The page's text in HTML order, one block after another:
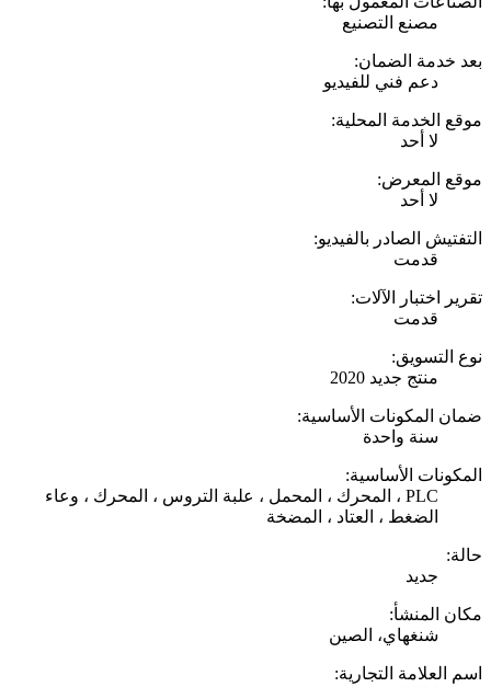
مصنع التصنيع
بعد خدمة الضمان:
دعم فني للفيديو
موقع الخدمة المحلية:
لا أحد
موقع المعرض:
لا أحد
التفتيش الصادر بالفيديو:
قدمت
تقرير اختبار الآلات:
قدمت
نوع التسويق:
منتج جديد 2020
ضمان المكونات الأساسية:
سنة واحدة
المكونات الأساسية:
PLC ، المحرك ، المحمل ، علبة التروس ، المحرك ، وعاء
الضغط ، العتاد ، المضخة
حالة:
جديد
مكان المنشأ:
شنغهاي، الصين
اسم العلامة التجارية: